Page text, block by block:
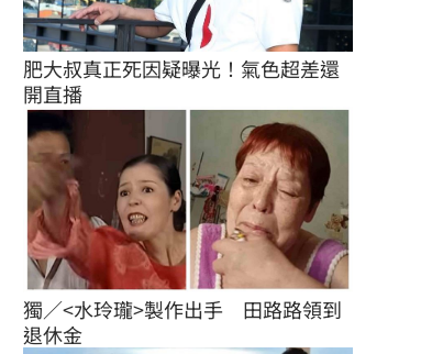
肥大叔真正死因疑曝光！氣色超差還
開直播
獨／<水玲瓏>製作出手　田路路領到
退休金